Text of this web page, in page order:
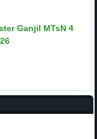
Ganjil MTsN 4